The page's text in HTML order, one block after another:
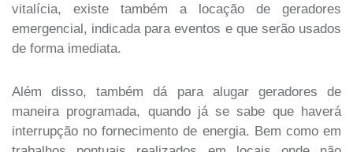
vitalícia, existe também a locação de geradores
emergencial, indicada para eventos e que serão usados
de forma imediata.
Além disso, também dá para alugar geradores de
maneira programada, quando já se sabe que haverá
interrupção no fornecimento de energia. Bem como em